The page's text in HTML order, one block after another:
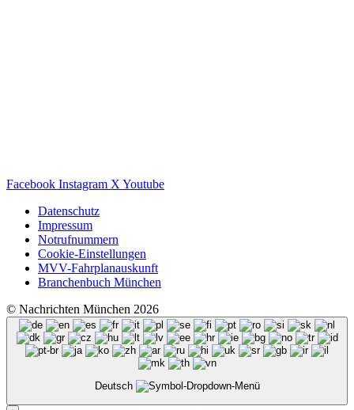
Facebook Instagram X Youtube
Datenschutz
Impressum
Notrufnummern
Cookie-Einstellungen
MVV-Fahrplanauskunft
Branchenbuch München
© Nachrichten München 2026
Deutsch